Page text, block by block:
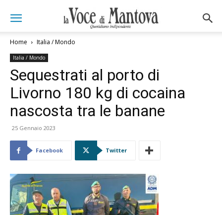
Home Italia / Mondo
Italia / Mondo
Sequestrati al porto di
Livorno 180 kg di cocaina
nascosta tra le banane
25 Gennaio 2023
Facebook Twitter